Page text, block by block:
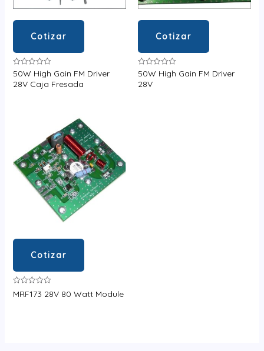
Cotizar
Valorado
en
0
50W High Gain FM Driver
28V Caja Fresada
Cotizar
Valorado
en
0
50W High Gain FM Driver
28V
Cotizar
Valorado
en
MRF173 28V 80 Watt Module